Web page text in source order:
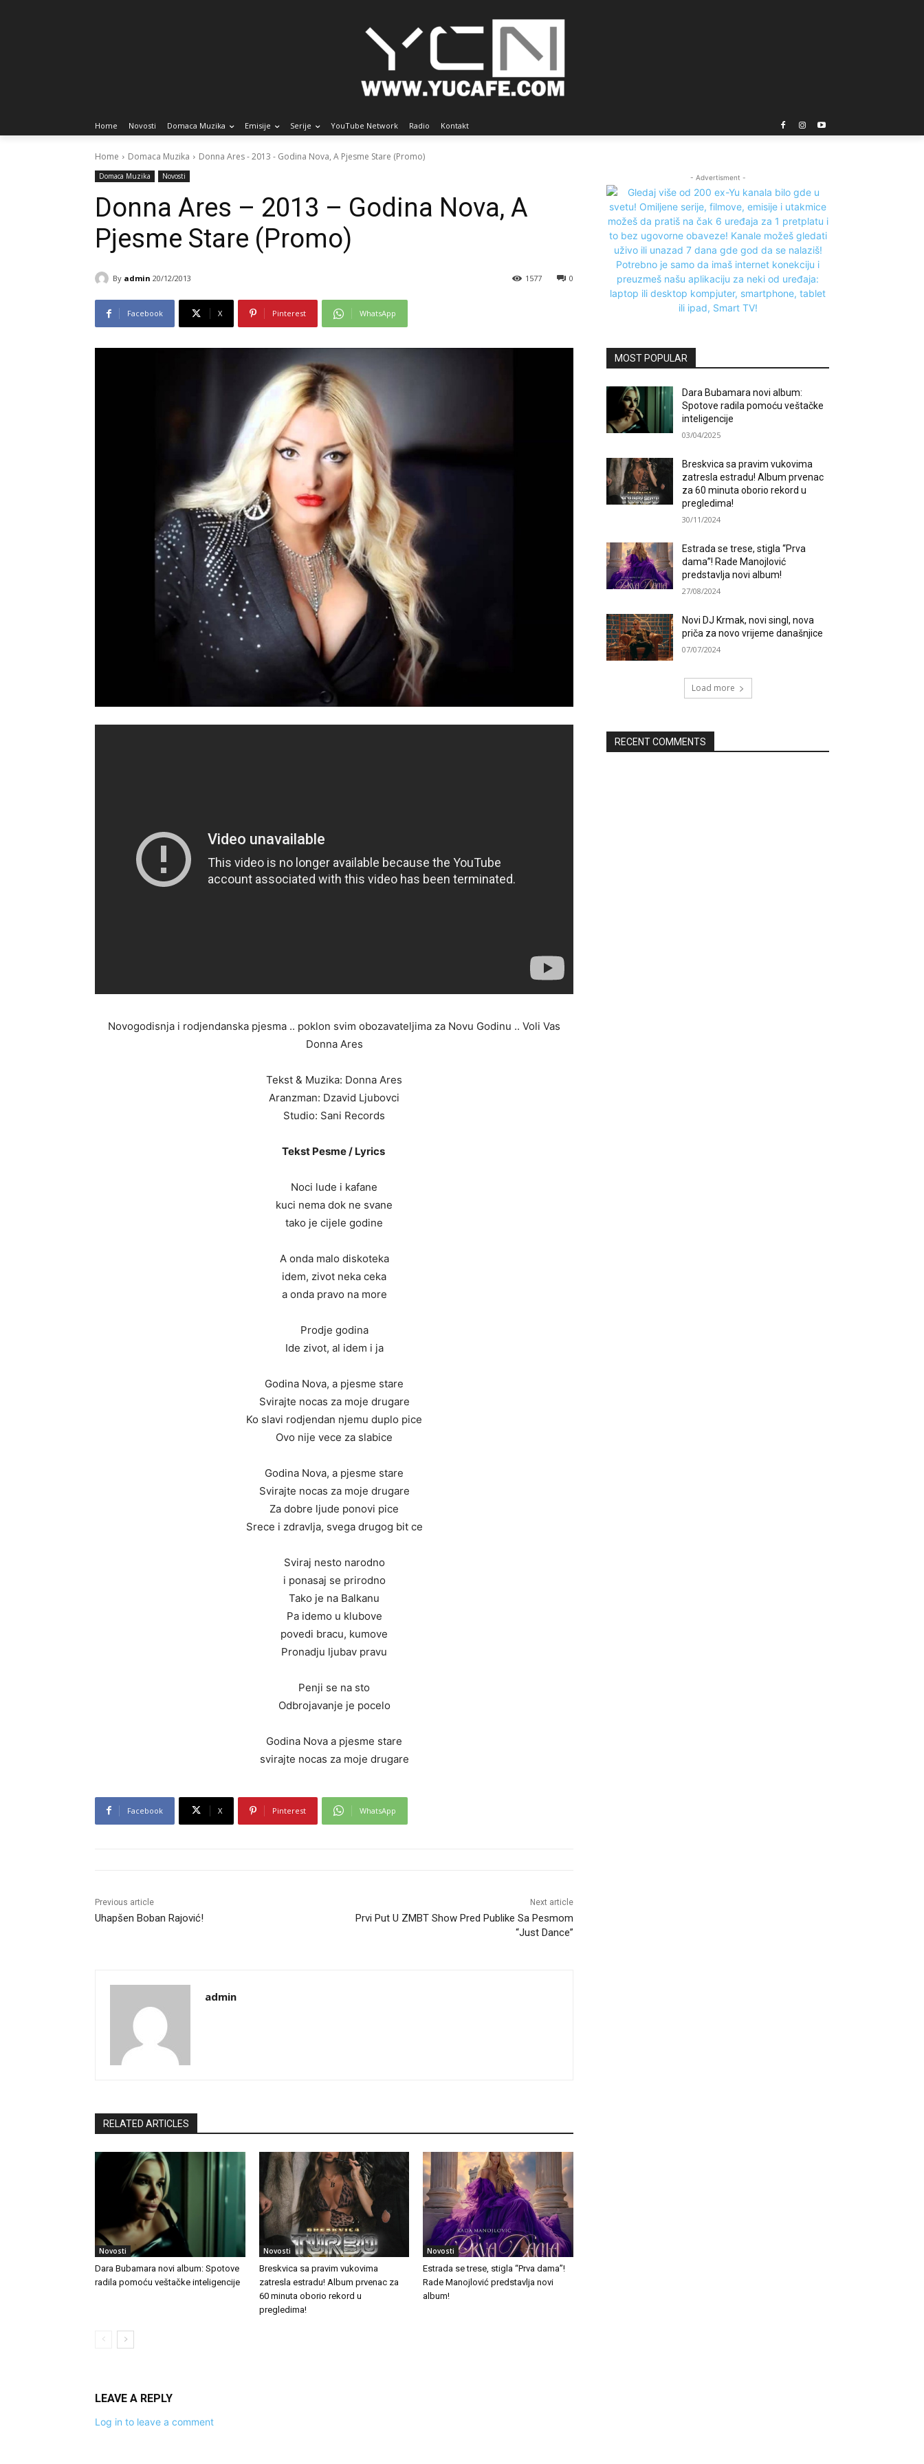
Home Novosti Domaca Muzika Emisije Serije YouTube Network Radio Kontakt
Home Domaca Muzika Donna Ares - 2013 - Godina Nova, A Pjesme Stare (Promo)
Domaca Muzika Novosti
Donna Ares – 2013 – Godina Nova, A
Pjesme Stare (Promo)
By admin 20/12/2013 0
1577
Facebook X Pinterest WhatsApp
Novogodisnja i rodjendanska pjesma .. poklon svim obozavateljima za Novu Godinu .. Voli Vas
Donna Ares
Tekst & Muzika: Donna Ares
Aranzman: Dzavid Ljubovci
Studio: Sani Records
Tekst Pesme / Lyrics
Noci lude i kafane
kuci nema dok ne svane
tako je cijele godine
A onda malo diskoteka
idem, zivot neka ceka
a onda pravo na more
Prodje godina
Ide zivot, al idem i ja
Godina Nova, a pjesme stare
Svirajte nocas za moje drugare
Ko slavi rodjendan njemu duplo pice
Ovo nije vece za slabice
Godina Nova, a pjesme stare
Svirajte nocas za moje drugare
Za dobre ljude ponovi pice
Srece i zdravlja, svega drugog bit ce
Sviraj nesto narodno
i ponasaj se prirodno
Tako je na Balkanu
Pa idemo u klubove
povedi bracu, kumove
Pronadju ljubav pravu
Penji se na sto
Odbrojavanje je pocelo
Godina Nova a pjesme stare
svirajte nocas za moje drugare
Facebook X Pinterest WhatsApp
Previous article
Uhapšen Boban Rajović!
Next article
Prvi Put U ZMBT Show Pred Publike Sa Pesmom
“Just Dance”
admin
RELATED ARTICLES
Novosti
Dara Bubamara novi album: Spotove
radila pomoću veštačke inteligencije
Novosti
Breskvica sa pravim vukovima
zatresla estradu! Album prvenac za
60 minuta oborio rekord u
pregledima!
Novosti
Estrada se trese, stigla “Prva dama”!
Rade Manojlović predstavlja novi
album!
LEAVE A REPLY
Log in to leave a comment
- Advertisment -
MOST POPULAR
Dara Bubamara novi album:
Spotove radila pomoću veštačke
inteligencije
03/04/2025
Breskvica sa pravim vukovima
zatresla estradu! Album prvenac
za 60 minuta oborio rekord u
pregledima!
30/11/2024
Estrada se trese, stigla “Prva
dama”! Rade Manojlović
predstavlja novi album!
27/08/2024
Novi DJ Krmak, novi singl, nova
priča za novo vrijeme današnjice
07/07/2024
Load more
RECENT COMMENTS